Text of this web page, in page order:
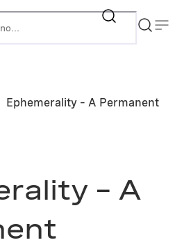
Ephemerality – A Permanent
– A